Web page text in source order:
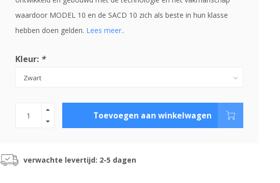
waardoor MODEL 10 en de SACD 10 zich als beste in hun klasse
hebben doen gelden. Lees meer..
Kleur: *
Toevoegen aan winkelwagen
verwachte levertijd: 2-5 dagen